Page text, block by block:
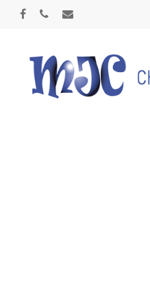
Panneau de gestion des cookies